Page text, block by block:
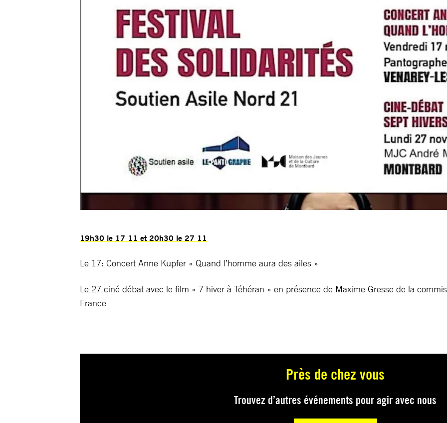
19h30 le 17 11 et 20h30 le 27 11
Le 17: Concert Anne Kupfer « Quand l’homme aura des ailes »
Le 27 ciné débat avec le film « 7 hiver à Téhéran » en présence de Maxime Gresse de la
France
Près de chez vous
Trouvez d’autres événements pour agir avec nous